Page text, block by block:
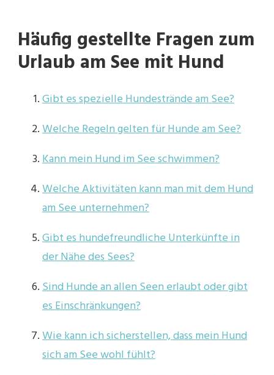
Häufig gestellte Fragen zum
Urlaub am See mit Hund
Gibt es spezielle Hundestrände am See?
Welche Regeln gelten für Hunde am See?
Kann mein Hund im See schwimmen?
Welche Aktivitäten kann man mit dem Hund
am See unternehmen?
Gibt es hundefreundliche Unterkünfte in
der Nähe des Sees?
Sind Hunde an allen Seen erlaubt oder gibt
es Einschränkungen?
Wie kann ich sicherstellen, dass mein Hund
sich am See wohl fühlt?